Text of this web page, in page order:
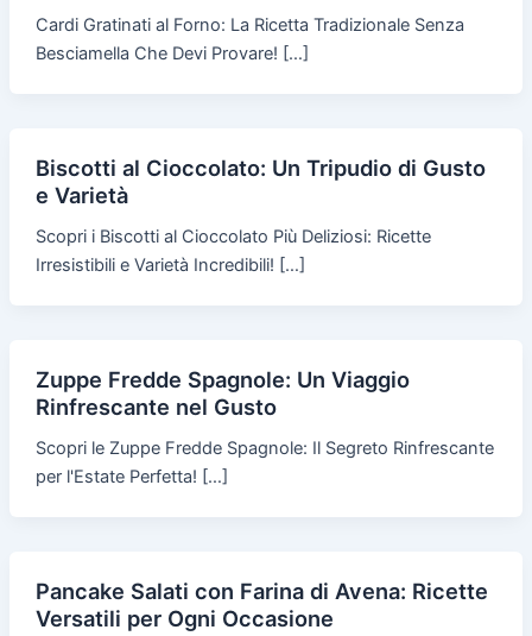
Cardi Gratinati al Forno: La Ricetta Tradizionale Senza
Besciamella Che Devi Provare! […]
Biscotti al Cioccolato: Un Tripudio di Gusto
e Varietà
Scopri i Biscotti al Cioccolato Più Deliziosi: Ricette
Irresistibili e Varietà Incredibili! […]
Zuppe Fredde Spagnole: Un Viaggio
Rinfrescante nel Gusto
Scopri le Zuppe Fredde Spagnole: Il Segreto Rinfrescante
per l'Estate Perfetta! […]
Pancake Salati con Farina di Avena: Ricette
Versatili per Ogni Occasione